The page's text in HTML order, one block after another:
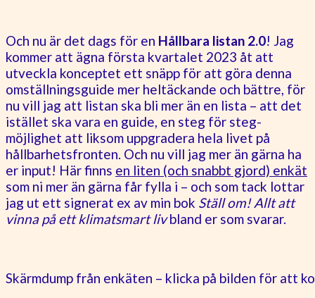
Och nu är det dags för en Hållbara listan 2.0! Jag
kommer att ägna första kvartalet 2023 åt att
utveckla konceptet ett snäpp för att göra denna
omställningsguide mer heltäckande och bättre, för
nu vill jag att listan ska bli mer än en lista – att det
istället ska vara en guide, en steg för steg-
möjlighet att liksom uppgradera hela livet på
hållbarhetsfronten. Och nu vill jag mer än gärna ha
er input! Här finns en liten (och snabbt gjord) enkät
som ni mer än gärna får fylla i – och som tack lottar
jag ut ett signerat ex av min bok Ställ om! Allt att
vinna på ett klimatsmart livbland er som svarar.
Skärmdump från enkäten – klicka på bilden för att